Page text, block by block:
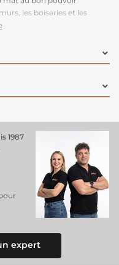
les boiseries et les
l'air intérieur, cette
1987
expert